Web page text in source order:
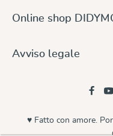
il cuscino consente di
per il vostro bambino,
posizionamento è
rinunciare a questa
riposo e il
Copricuscino esterno
imbottita di ovatta di
laterali imbottite con
Online shop
Avviso legale
♥ Fatto con amore.